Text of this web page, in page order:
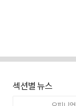
섹션별 뉴스